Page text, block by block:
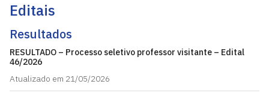
Editais
Resultados
RESULTADO – Processo seletivo professor visitante – Edital
46/2026
Atualizado em 21/05/2026